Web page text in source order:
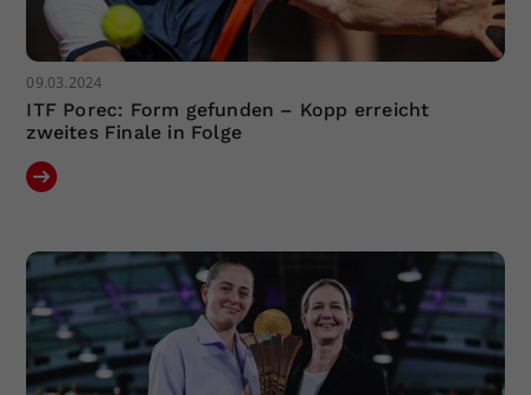
09.03.2024
ITF Porec: Form gefunden – Kopp erreicht
zweites Finale in Folge